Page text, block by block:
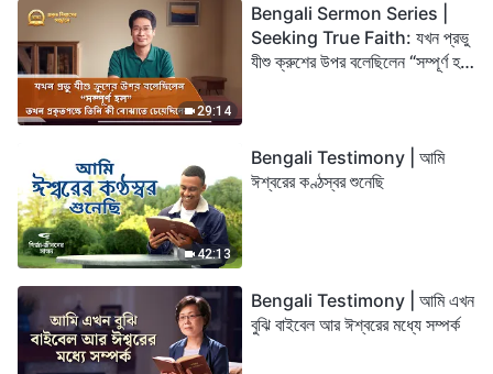
29:14
Bengali Sermon Series |
Seeking True Faith: যখন প্রভু
যীশু ক্রুশের উপর বলেছিলেন “সম্পূর্ণ হল”
42:13
Bengali Testimony | আমি
ঈশ্বরের কণ্ঠস্বর শুনেছি
Bengali Testimony | আমি এখন
বুঝি বাইবেল আর ঈশ্বরের মধ্যে সম্পর্ক